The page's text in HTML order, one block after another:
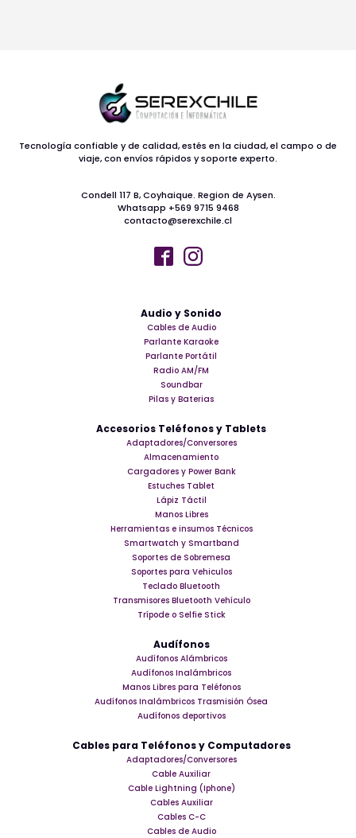
Audio y Sonido
Cables de Audio
Parlante Karaoke
Parlante Portátil
Radio AM/FM
Soundbar
Pilas y Baterias
Accesorios Teléfonos y Tablets
Adaptadores/Conversores
Almacenamiento
Cargadores y Power Bank
Estuches Tablet
Lápiz Táctil
Manos Libres
Herramientas e insumos Técnicos
Smartwatch y Smartband
Soportes de Sobremesa
Soportes para Vehiculos
Teclado Bluetooth
Transmisores Bluetooth Vehículo
Trípode o Selfie Stick
Audífonos
Audífonos Alámbricos
Audífonos Inalámbricos
Manos Libres para Teléfonos
Audífonos Inalámbricos Trasmisión Ósea
Audífonos deportivos
Cables para Teléfonos y Computadores
Adaptadores/Conversores
Cable Auxiliar
Cable Lightning (Iphone)
Cables Auxiliar
Cables C-C
Cables de Audio
Tecnología confiable y de calidad, estés en la ciudad, el campo o de
viaje, con envíos rápidos y soporte experto.
Condell 117 B, Coyhaique. Region de Aysen.
Whatsapp +569 9715 9468
contacto@serexchile.cl